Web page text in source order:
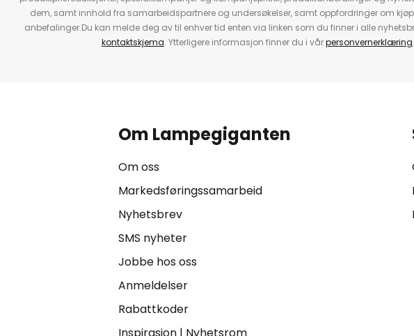
dem, samt innhold fra samarbeidspartnere og undersøkelser, samt oppfordringer om
anbefalinger.Du kan melde deg av til enhver tid enten via linken som du finner i alle
kontaktskjema. Ytterligere informasjon finner du i vårpersonvernerklæring.
Om Lampegiganten
Om oss
Markedsføringssamarbeid
Nyhetsbrev
SMS nyheter
Jobbe hos oss
Anmeldelser
Rabattkoder